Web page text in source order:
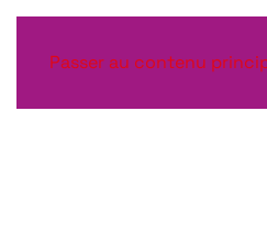
Passer au contenu